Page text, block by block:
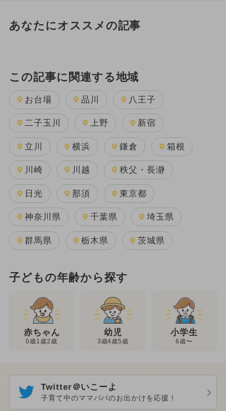
あなたにオススメの記事
この記事に関連する地域
お台場 品川 八王子
二子玉川 上野 新宿
立川 横浜 鎌倉 箱根
川崎 川越 秩父・長瀞
日光 那須 東京都
神奈川県 千葉県 埼玉県
群馬県 栃木県 茨城県
子どもの年齢から探す
赤ちゃん
0歳1歳2歳
幼児
3歳4歳5歳
小学生
6歳〜
Twitter＠いこーよ
子育て中のママパパのお出かけを応援！